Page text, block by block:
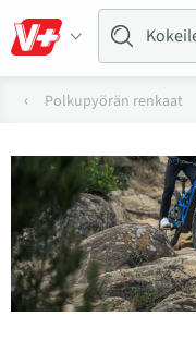
Polkupyörän renkaat